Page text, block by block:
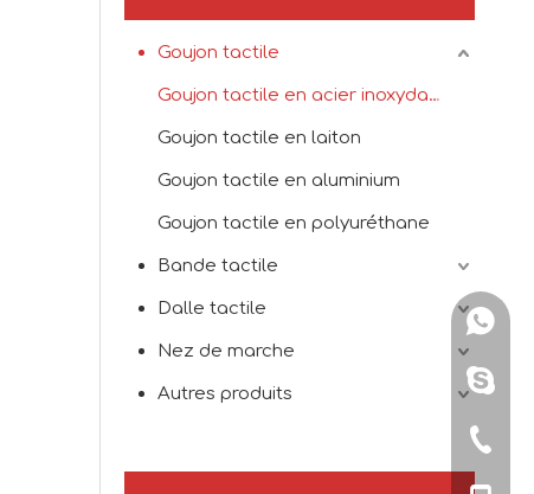
Goujon tactile
Goujon tactile en acier inoxydable
Goujon tactile en laiton
Goujon tactile en aluminium
Goujon tactile en polyuréthane
Bande tactile
Dalle tactile
Nez de marche
Autres produits
+86-